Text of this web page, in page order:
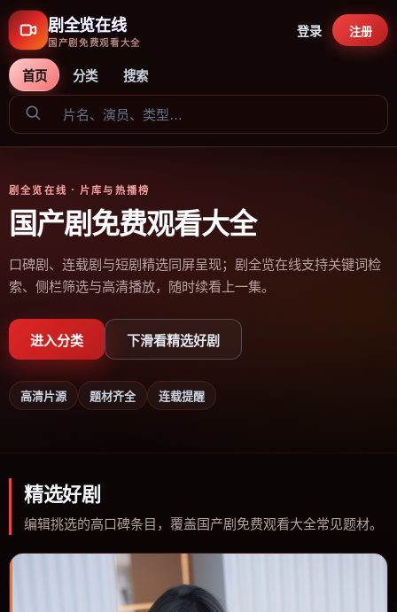
剧全览在线
国产剧免费观看大全
首页 分类 搜索
登录 注册
剧全览在线 · 片库与热播榜
国产剧免费观看大全
口碑剧、连载剧与短剧精选同屏呈现；剧全览在线支持关键词检
索、侧栏筛选与高清播放，随时续看上一集。
进入分类 下滑看精选好剧
高清片源 题材齐全 连载提醒
精选好剧
编辑挑选的高口碑条目，覆盖国产剧免费观看大全常见题材。